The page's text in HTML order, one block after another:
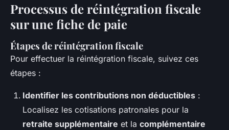
Processus de réintégration fiscale
sur une fiche de paie
Étapes de réintégration fiscale
Pour effectuer la réintégration fiscale, suivez ces
étapes :
Identifier les contributions non déductibles :
Localisez les cotisations patronales pour la
retraite supplémentaire et la complémentaire